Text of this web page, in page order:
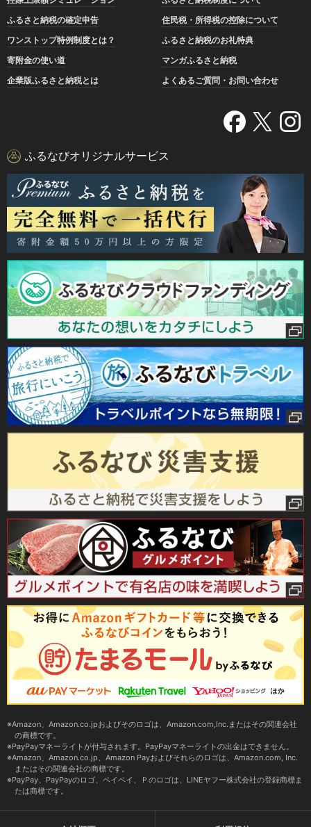
ふるさと納税の確定申告
住民税・所得税の控除について
ワンストップ特例制度とは？
ふるさと納税のお礼特典
寄附金の使い道
マンガふるさと納税
企業版ふるさと納税とは
よくあるご質問・お問い合わせ
ふるなびオリジナルサービス
Amazon、Amazon.co.jpおよびそのロゴは、Amazon.com,Inc.またはその関連会社
の商標です。
PayPayマネーライトが付与されます。PayPayマネーライトの出金はできません。
Amazon、Amazon.co.jp、Amazon Payおよびそれらのロゴは、Amazon.com, Inc.
またはその関連会社の商標です。
PayPay、PayPayのロゴ、ペイペイ、Ｐのロゴは、LINEヤフー株式会社の登録商標ま
たは商標です。